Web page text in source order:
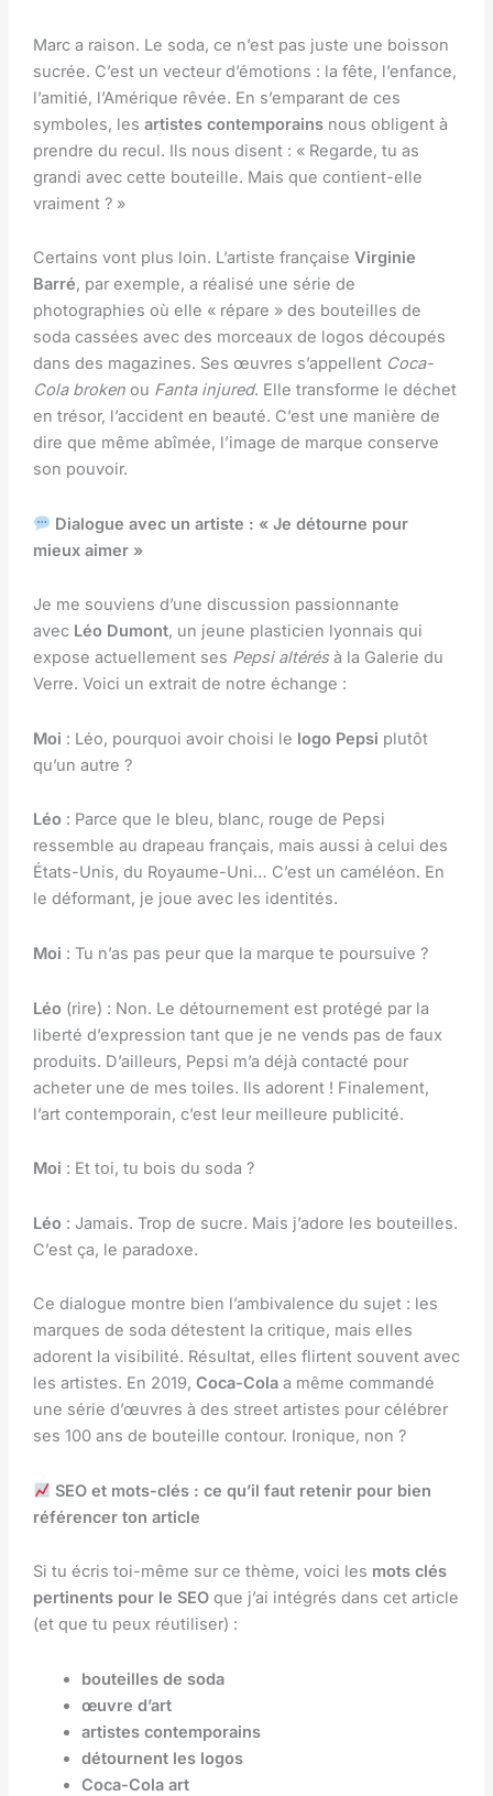
Marc a raison. Le soda, ce n’est pas juste une boisson
sucrée. C’est un vecteur d’émotions : la fête, l’enfance,
l’amitié, l’Amérique rêvée. En s’emparant de ces
symboles, les artistes contemporainsnous obligent à
prendre du recul. Ils nous disent : « Regarde, tu as
grandi avec cette bouteille. Mais que contient-elle
vraiment ? »
Certains vont plus loin. L’artiste française Virginie
Barré, par exemple, a réalisé une série de
photographies où elle « répare » des bouteilles de
soda cassées avec des morceaux de logos découpés
dans des magazines. Ses œuvres s’appellent Coca-
Cola brokenou Fanta injured. Elle transforme le déchet
en trésor, l’accident en beauté. C’est une manière de
dire que même abîmée, l’image de marque conserve
son pouvoir.
Dialogue avec un artiste : « Je détourne pour
mieux aimer »
Je me souviens d’une discussion passionnante
avec Léo Dumont, un jeune plasticien lyonnais qui
expose actuellement ses Pepsi altérésà la Galerie du
Verre. Voici un extrait de notre échange :
Moi : Léo, pourquoi avoir choisi le logo Pepsi plutôt
qu’un autre ?
Léo: Parce que le bleu, blanc, rouge de Pepsi
ressemble au drapeau français, mais aussi à celui des
États-Unis, du Royaume-Uni… C’est un caméléon. En
le déformant, je joue avec les identités.
Moi : Tu n’as pas peur que la marque te poursuive ?
Léo(rire) : Non. Le détournement est protégé par la
liberté d’expression tant que je ne vends pas de faux
produits. D’ailleurs, Pepsi m’a déjà contacté pour
acheter une de mes toiles. Ils adorent ! Finalement,
l’art contemporain, c’est leur meilleure publicité.
Moi : Et toi, tu bois du soda ?
Léo: Jamais. Trop de sucre. Mais j’adore les bouteilles.
C’est ça, le paradoxe.
Ce dialogue montre bien l’ambivalence du sujet : les
marques de soda détestent la critique, mais elles
adorent la visibilité. Résultat, elles flirtent souvent avec
les artistes. En 2019, Coca-Colaa même commandé
une série d’œuvres à des street artistes pour célébrer
ses 100 ans de bouteille contour. Ironique, non ?
SEO et mots-clés : ce qu’il faut retenir pour bien
référencer ton article
Si tu écris toi-même sur ce thème, voici les mots clés
pertinents pour le SEOque j’ai intégrés dans cet article
(et que tu peux réutiliser) :
bouteilles de soda
œuvre d’art
artistes contemporains
détournent les logos
Coca-Cola art